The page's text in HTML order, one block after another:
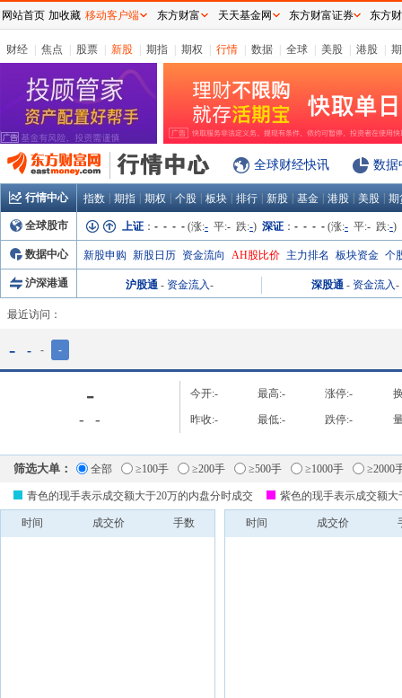
财经 焦点 股票 新股 期指 期权 行情 数据 全球 美股 港股
全球财经快讯 数据
行情中心 指数 期指 期权 个股 板块 排行 新股 基金 港股 美股 期
全球股市 上证 ： - - - - (涨:- 平:- 跌:-) 深证 ： - - - - (涨:- 平:- 跌:-)
数据中心 新股申购 新股日历 资金流向 AH股比价 主力排名 板块资金 个
沪深港通 沪股通 - 资金流入- 深股通 - 资金流入-
最近访问：
- - - -
-
- -
今开:- 最高:- 涨停:-
昨收:- 最低:- 跌停:-
筛选大单： 全部 ≥100手 ≥200手 ≥500手 ≥1000手 ≥2000
青色的现手表示成交额大于20万的内盘分时成交 紫色的现手表示成交额
时间 成交价 手数 时间 成交价
网站首页 加收藏 移动客户端 东方财富 天天基金网 东方财富证券 东方